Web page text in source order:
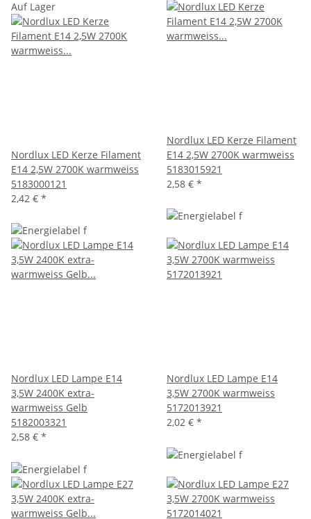
Auf Lager
Nordlux LED Kerze Filament
E14 2,5W 2700K warmweiss
5183000121
2,42 € *
Nordlux LED Kerze Filament
E14 2,5W 2700K warmweiss
5183015921
2,58 € *
Nordlux LED Lampe E14
3,5W 2400K extra-
warmweiss Gelb
5182003321
2,58 € *
Nordlux LED Lampe E14
3,5W 2700K warmweiss
5172013921
2,02 € *